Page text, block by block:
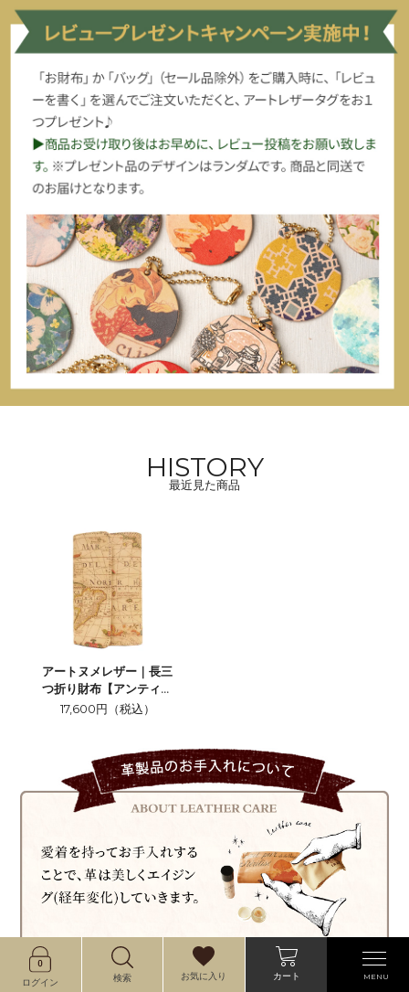
HISTORY
最近見た商品
アートヌメレザー｜長三
つ折り財布【アンティー
クマップ】
17,600円（税込）
ログイン 検索 お気に入り カート MENU